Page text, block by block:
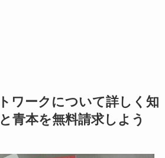
ワークについて詳しく知
青本を無料請求しよう